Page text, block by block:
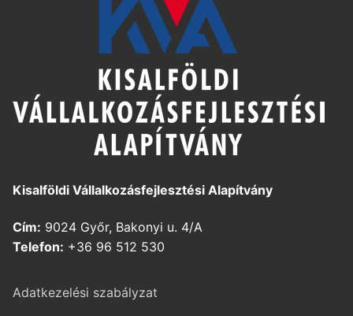
Kisalföldi Vállalkozásfejlesztési Alapítvány
Cím: 9024 Győr, Bakonyi u. 4/A
Telefon: +36 96 512 530
Adatkezelési szabályzat